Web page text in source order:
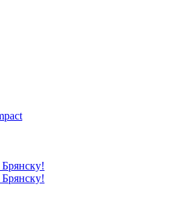
Брянску!
Брянску!